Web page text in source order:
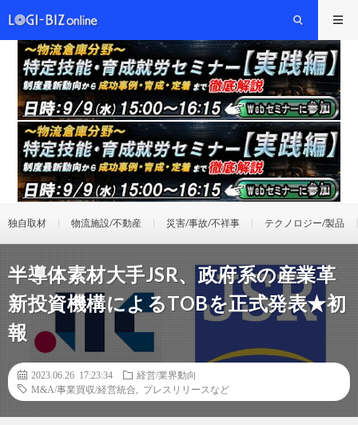
独自取材 物流施設/不動産 災害/事故/不祥事 テクノロジー/製品
半導体素材大手JSR、政府系の産業革
新投資機構によるTOBを正式発表★初
報
2023.06.26 17:23:34
経営/業界動向
M&A/事業買収/経営統合
プレスリリースなど